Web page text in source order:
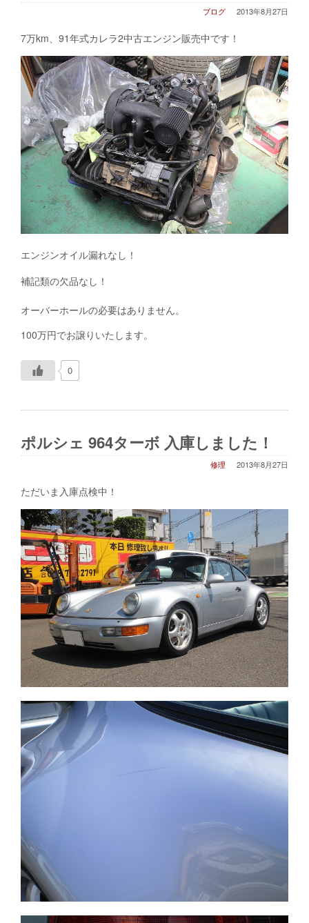
2013年8月27日
ブログ
7万km、91年式カレラ2中古エンジン販売中です！
エンジンオイル漏れなし！
補記類の欠品なし！
オーバーホールの必要はありません。
100万円でお譲りいたします。
0
ポルシェ 964ターボ 入庫しました！
2013年8月27日
修理
ただいま入庫点検中！